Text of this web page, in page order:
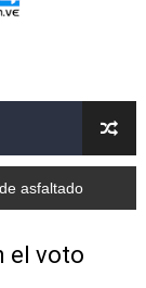
de cara a
de trabajo con
punto de cruz
asfaltado
el voto